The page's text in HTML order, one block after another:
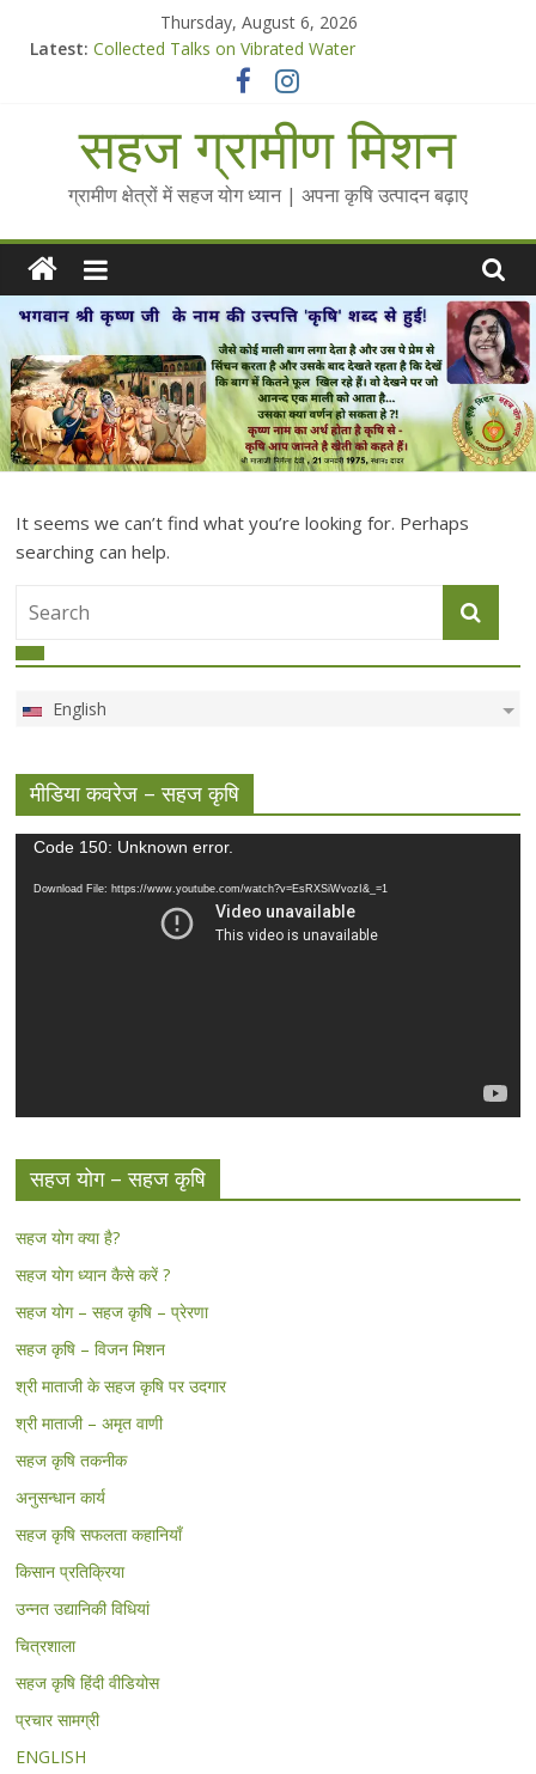
Thursday, August 6, 2026
Latest: Collected Talks on Vibrated Water
सहज कृषि प्रचार-प्रसार किट
Standee Designs @ 2025 for Sahaj Krishi Promotions
Chalo Gaon Ki Or Abhiyaan - 2025-26
सहज ग्रामीण मिशन
ग्रामीण क्षेत्रों में सहज योग ध्यान | अपना कृषि उत्पादन बढ़ाए
It seems we can’t find what you’re looking for. Perhaps
searching can help.
English
मीडिया कवरेज – सहज कृषि
Video
Code 150: Unknown error.
Download File: https://www.youtube.com/watch?v=EsRXSiWvozI&_=1
सहज योग – सहज कृषि
सहज योग क्या है?
सहज योग ध्यान कैसे करें ?
सहज योग – सहज कृषि – प्रेरणा
सहज कृषि – विजन मिशन
श्री माताजी के सहज कृषि पर उदगार
श्री माताजी – अमृत वाणी
सहज कृषि तकनीक
अनुसन्धान कार्य
सहज कृषि सफलता कहानियाँ
किसान प्रतिक्रिया
उन्नत उद्यानिकी विधियां
चित्रशाला
सहज कृषि हिंदी वीडियोस
प्रचार सामग्री
ENGLISH